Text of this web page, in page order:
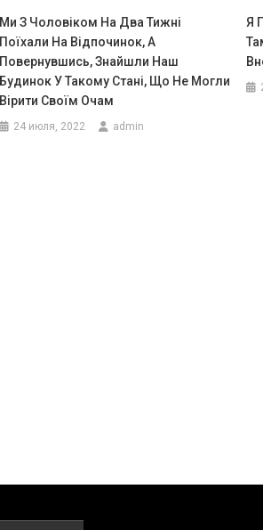
Ми З Чоловіком На Два Тижні
Поїхали На Відпочинок, А
Повернувшись, Знайшли Наш
Будинок У Такому Стані, Що Не Могли
Вірити Своїм Очам
24 июля, 2022 admin
Я